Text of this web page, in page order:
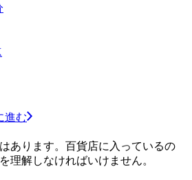
進む
あります。百貨店に入っているの
理解しなければいけません。